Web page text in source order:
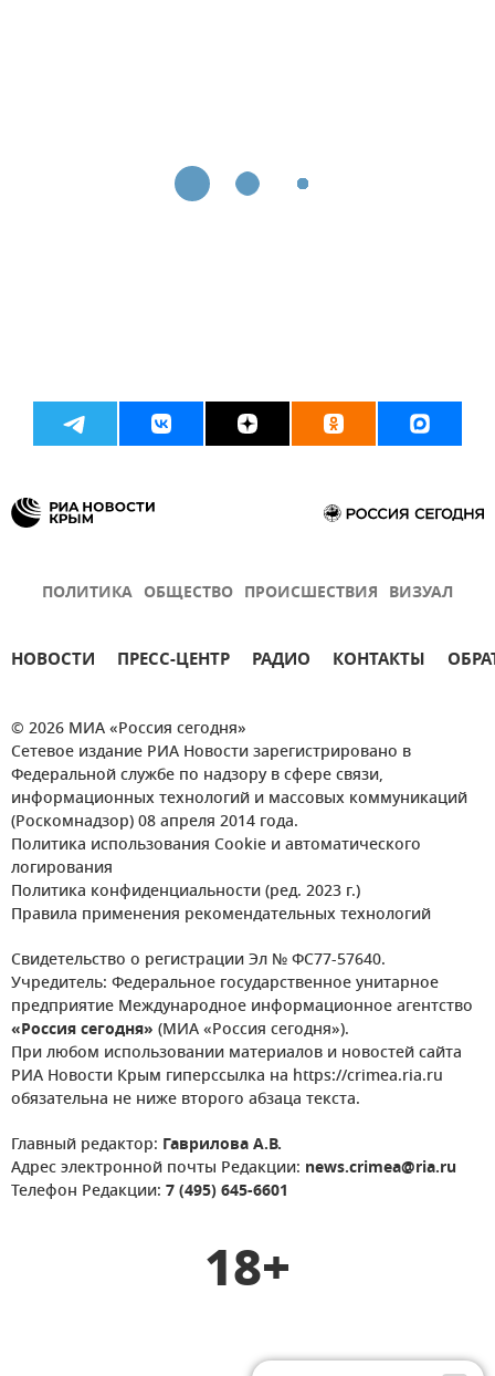
ПОЛИТИКА ОБЩЕСТВО ПРОИСШЕСТВИЯ ВИЗУАЛ
НОВОСТИ ПРЕСС-ЦЕНТР РАДИО КОНТАКТЫ
© 2026 МИА «Россия сегодня»
Сетевое издание РИА Новости зарегистрировано в
Федеральной службе по надзору в сфере связи,
информационных технологий и массовых коммуникаций
(Роскомнадзор) 08 апреля 2014 года.
Политика использования Cookie и автоматического
логирования
Политика конфиденциальности (ред. 2023 г.)
Правила применения рекомендательных технологий
Свидетельство о регистрации Эл № ФС77-57640.
Учредитель: Федеральное государственное унитарное
предприятие Международное информационное агентство
«Россия сегодня» (МИА «Россия сегодня»).
При любом использовании материалов и новостей сайта
РИА Новости Крым гиперссылка на https://crimea.ria.ru
обязательна не ниже второго абзаца текста.
Главный редактор: Гаврилова А.В.
Адрес электронной почты Редакции: news.crimea@ria.ru
Телефон Редакции: 7 (495) 645-6601
18+